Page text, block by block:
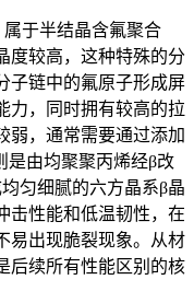
于半结晶含氟聚合
度较高，这种特殊的分
子链中的氟原子形成屏
力，同时拥有较高的拉
弱，通常需要通过添加
是由均聚聚丙烯经β改
匀细腻的六方晶系β晶
击性能和低温韧性，在
易出现脆裂现象。从材
后续所有性能区别的核